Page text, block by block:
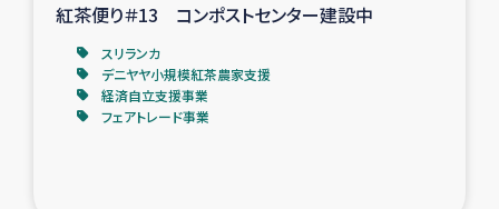
紅茶便り＃13 コンポストセンター建設中
スリランカ
デニヤヤ小規模紅茶農家支援
経済自立支援事業
フェアトレード事業